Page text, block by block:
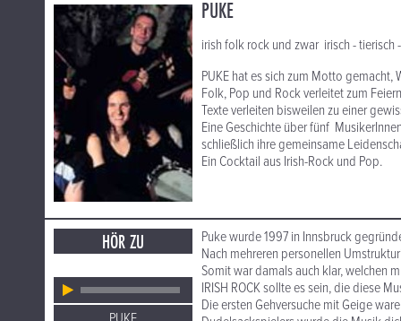
PUKE
irish folk rock und zwar irisch - tierisch
PUKE hat es sich zum Motto
Folk, Pop und Rock verleitet zum
Texte verleiten bisweilen zu einer
Eine Geschichte über fünf
schließlich ihre gemeinsame
Ein Cocktail aus Irish-Rock und Pop.
HÖR ZU
Puke wurde 1997 in Innsbruck
Nach mehreren personellen
Somit war damals auch klar, welchen
IRISH ROCK sollte es sein, die diese
Die ersten Gehversuche mit Geige